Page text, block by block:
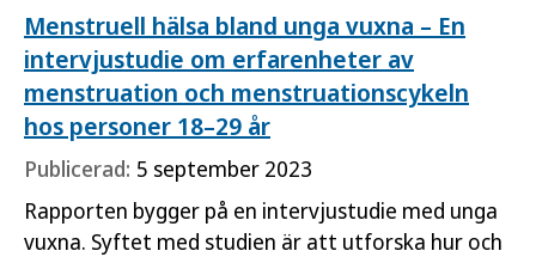
smittsamhet vid välbehandlad hivinfektion.
Menstruell hälsa bland unga vuxna – En
intervjustudie om erfarenheter av
menstruation och menstruationscykeln
hos personer 18–29 år
Publicerad: 5 september 2023
Rapporten bygger på en intervjustudie med unga
vuxna. Syftet med studien är att utforska hur och